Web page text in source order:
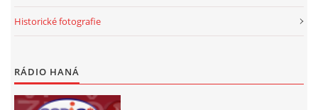
Historické fotografie
RÁDIO HANÁ